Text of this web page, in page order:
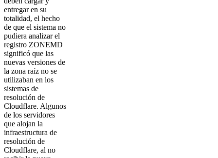
entregar en su
totalidad, el hecho
de que el sistema no
pudiera analizar el
registro ZONEMD
significó que las
nuevas versiones de
la zona raíz no se
utilizaban en los
sistemas de
resolución de
Cloudflare. Algunos
de los servidores
que alojan la
infraestructura de
resolución de
Cloudflare, al no